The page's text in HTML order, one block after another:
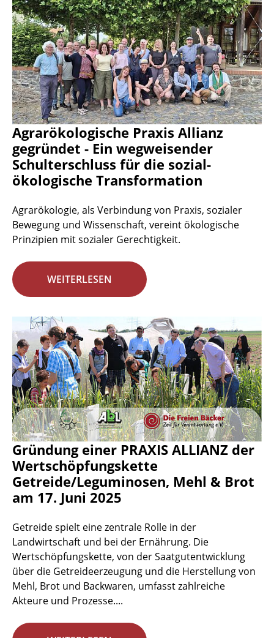
Agrarökologische Praxis Allianz
gegründet - Ein wegweisender
Schulterschluss für die sozial-
ökologische Transformation
Agrarökologie, als Verbindung von Praxis, sozialer
Bewegung und Wissenschaft, vereint ökologische
Prinzipien mit sozialer Gerechtigkeit.
WEITERLESEN
Gründung einer PRAXIS ALLIANZ der
Wertschöpfungskette
Getreide/Leguminosen, Mehl & Brot
am 17. Juni 2025
Getreide spielt eine zentrale Rolle in der
Landwirtschaft und bei der Ernährung. Die
Wertschöpfungskette, von der Saatgutentwicklung
über die Getreideerzeugung und die Herstellung von
Mehl, Brot und Backwaren, umfasst zahlreiche
Akteure und Prozesse....